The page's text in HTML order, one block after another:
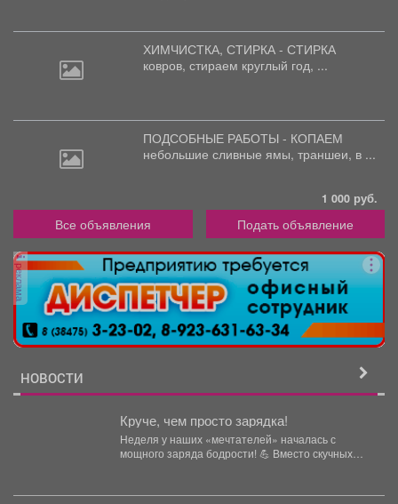
ХИМЧИСТКА, СТИРКА - СТИРКА
ковров, стираем круглый год, ...
ПОДСОБНЫЕ РАБОТЫ - КОПАЕМ
небольшие сливные ямы, траншеи, в ...
1 000 руб.
Все объявления Подать объявление
реклама
НОВОСТИ
Круче, чем просто зарядка!
Неделя у наших «мечтателей» началась с
мощного заряда бодрости! 💪 Вместо скучных